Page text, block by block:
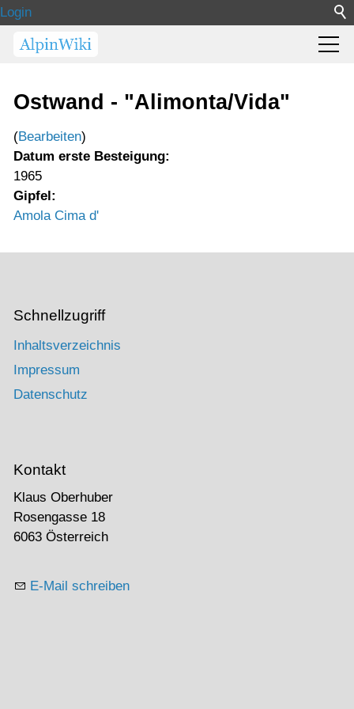
Login
Ostwand - "Alimonta/Vida"
(Bearbeiten)
Datum erste Besteigung:
1965
Gipfel:
Amola Cima d'
Schnellzugriff
Inhaltsverzeichnis
Impressum
Datenschutz
Kontakt
Klaus Oberhuber
Rosengasse 18
6063 Österreich
E-Mail schreiben